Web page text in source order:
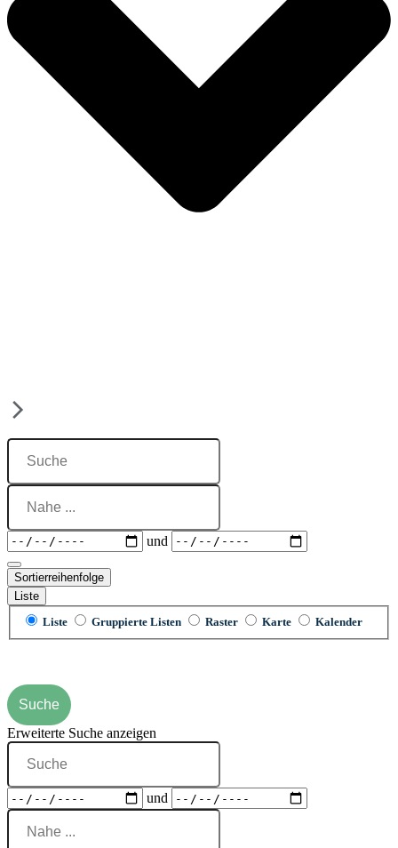
Suche
Nahe
Daten und
Sortierreihenfolge
Liste
Anzeigetyp
Suchergebnisse
Liste Gruppierte Listen Raster Karte Kalender
Suche
Erweiterte Suche anzeigen
Suche
Daten und
Nahe